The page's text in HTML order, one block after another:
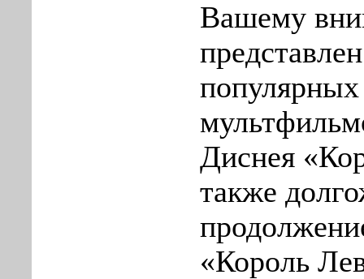
Вашему
Диснея
также
«Король